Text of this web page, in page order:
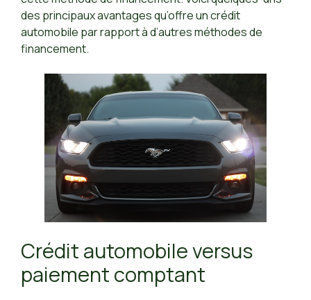
des principaux avantages qu’offre un crédit
automobile par rapport à d’autres méthodes de
financement.
Crédit automobile versus
paiement comptant